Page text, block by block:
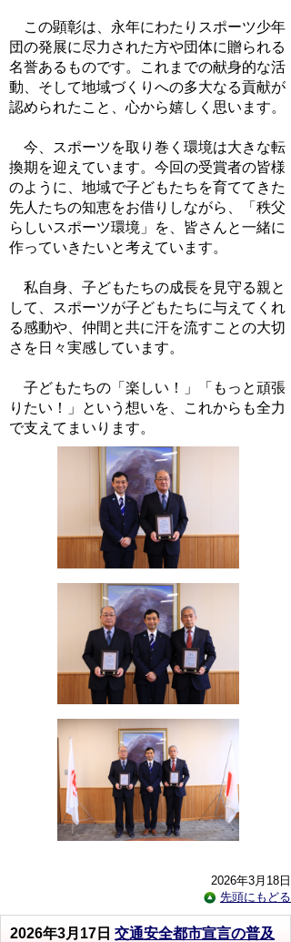
この顕彰は、永年にわたりスポーツ少年
団の発展に尽力された方や団体に贈られる
名誉あるものです。これまでの献身的な活
動、そして地域づくりへの多大なる貢献が
認められたこと、心から嬉しく思います。
今、スポーツを取り巻く環境は大きな転
換期を迎えています。今回の受賞者の皆様
のように、地域で子どもたちを育ててきた
先人たちの知恵をお借りしながら、「秩父
らしいスポーツ環境」を、皆さんと一緒に
作っていきたいと考えています。
私自身、子どもたちの成長を見守る親と
して、スポーツが子どもたちに与えてくれ
る感動や、仲間と共に汗を流すことの大切
さを日々実感しています。
子どもたちの「楽しい！」「もっと頑張
りたい！」という想いを、これからも全力
で支えてまいります。
2026年3月18日
先頭にもどる
2026年3月17日 交通安全都市宣言の普及